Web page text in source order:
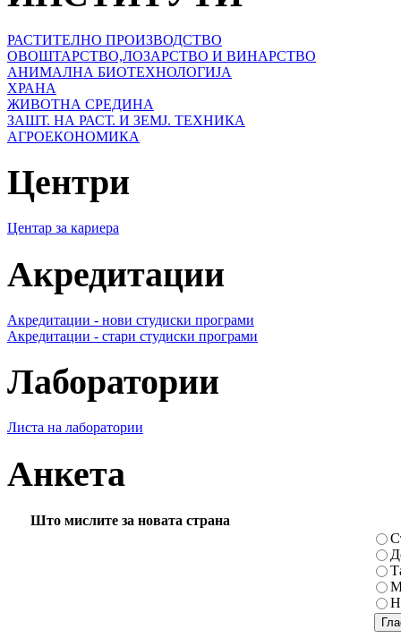
РАСТИТЕЛНО ПРОИЗВОДСТВО
ОВОШТАРСТВО,ЛОЗАРСТВО И ВИНАРСТВО
АНИМАЛНА БИОТЕХНОЛОГИЈА
ХРАНА
ЖИВОТНА СРЕДИНА
ЗАШТ. НА РАСТ. И ЗЕМЈ. ТЕХНИКА
АГРОЕКОНОМИКА
Центри
Центар за кариера
Акредитации
Акредитации - нови студиски програми
Акредитации - стари студиски програми
Лаборатории
Листа на лаборатории
Анкета
Што мислите за новата страна